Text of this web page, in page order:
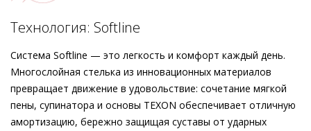
Подробнее о сервисе можно узнать на
Технология: Softline
Система Softline — это легкость и комфорт каждый день.
Многослойная стелька из инновационных материалов
превращает движение в удовольствие: сочетание мягкой
пены, супинатора и основы TEXON обеспечивает отличную
амортизацию, бережно защищая суставы от ударных